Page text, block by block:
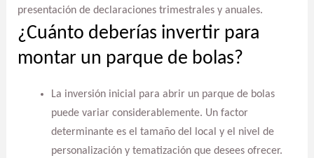
presentación de declaraciones trimestrales y anuales.
¿Cuánto deberías invertir para
montar un parque de bolas?
La inversión inicial para abrir un parque de bolas
puede variar considerablemente. Un factor
determinante es el tamaño del local y el nivel de
personalización y tematización que desees ofrecer.